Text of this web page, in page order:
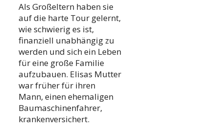
Als Großeltern haben sie
auf die harte Tour gelernt,
wie schwierig es ist,
finanziell unabhängig zu
werden und sich ein Leben
für eine große Familie
aufzubauen. Elisas Mutter
war früher für ihren
Mann, einen ehemaligen
Baumaschinenfahrer,
krankenversichert.